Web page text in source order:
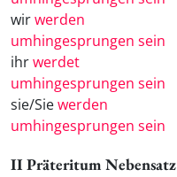
wirwerden
umhingesprungen sein
ihrwerdet
umhingesprungen sein
sie/Siewerden
umhingesprungen sein
II Präteritum Nebensatz